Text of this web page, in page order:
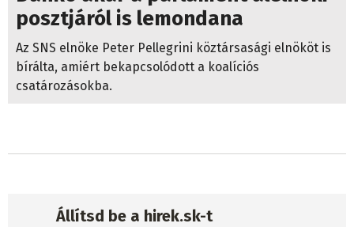
posztjáról is lemondana
Az SNS elnöke Peter Pellegrini köztársasági elnököt is
bírálta, amiért bekapcsolódott a koalíciós
csatározásokba.
Állítsd be a hirek.sk-t